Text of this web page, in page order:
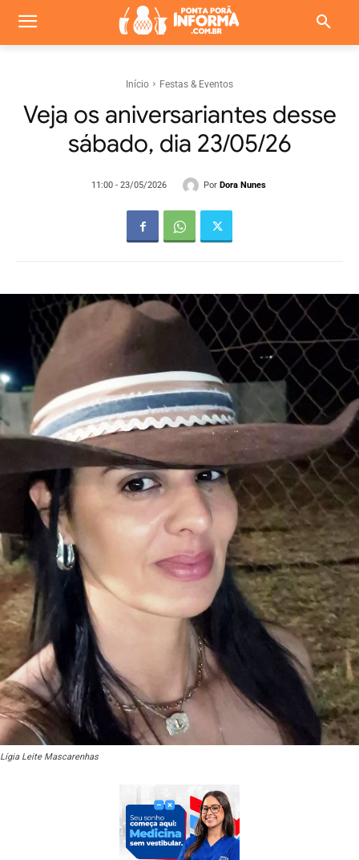
Início Festas & Eventos
Veja os aniversariantes desse
sábado, dia 23/05/26
11:00 - 23/05/2026 Por Dora Nunes
Lígia Leite Mascarenhas